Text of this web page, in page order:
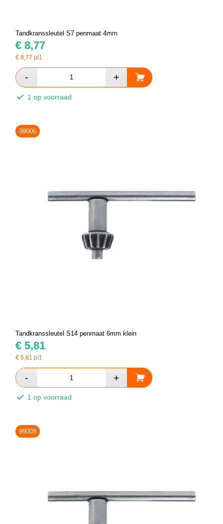
Tandkranssleutel S7 penmaat 4mm
€ 8,77
€8,77 p/1
1 op voorraad
99006
Tandkranssleutel S14 penmaat 6mm klein
€ 5,81
€5,81 p/1
1 op voorraad
99008